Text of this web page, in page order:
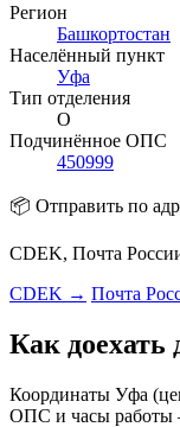
Регион
Башкортостан
Населённый пункт
Уфа
Тип отделения
О
Подчинённое ОПС
450999
📦 Отправить по
CDEK, Почта
CDEK → Почта
Как доехать
Координаты Уфа
ОПС и часы работы